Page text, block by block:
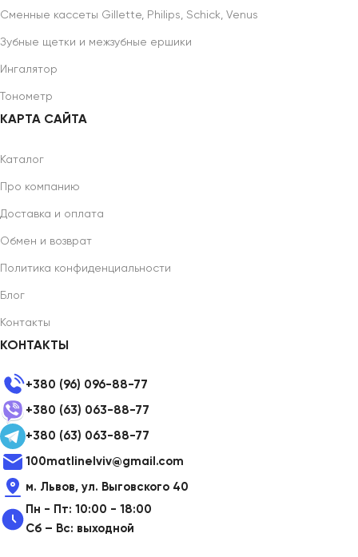
Сменные кассеты Gillette, Philips, Schick, Venus
Зубные щетки и межзубные ершики
Ингалятор
Тонометр
КАРТА САЙТА
Каталог
Про компанию
Доставка и оплата
Обмен и возврат
Политика конфиденциальности
Блог
Контакты
КОНТАКТЫ
+380 (96) 096-88-77
+380 (63) 063-88-77
+380 (63) 063-88-77
100matlinelviv@gmail.com
м. Львов, ул. Выговского 40
Пн - Пт: 10:00 - 18:00
Сб – Вс: выходной